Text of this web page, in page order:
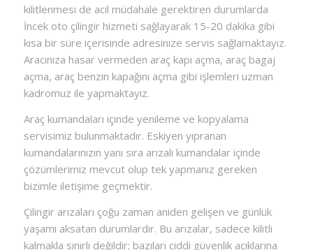
kilitlenmesi de acil müdahale gerektiren durumlarda
İncek oto çilingir hizmeti sağlayarak 15-20 dakika gibi
kısa bir süre içerisinde adresinize servis sağlamaktayız.
Aracınıza hasar vermeden araç kapı açma, araç bagaj
açma, araç benzin kapağını açma gibi işlemleri uzman
kadromuz ile yapmaktayız.
Araç kumandaları içinde yenileme ve kopyalama
servisimiz bulunmaktadır. Eskiyen yıpranan
kumandalarınızın yanı sıra arızalı kumandalar içinde
çözümlerimiz mevcut olup tek yapmanız gereken
bizimle iletişime geçmektir.
Çilingir arızaları çoğu zaman aniden gelişen ve günlük
yaşamı aksatan durumlardır. Bu arızalar, sadece kilitli
kalmakla sınırlı değildir; bazıları ciddi güvenlik açıklarına